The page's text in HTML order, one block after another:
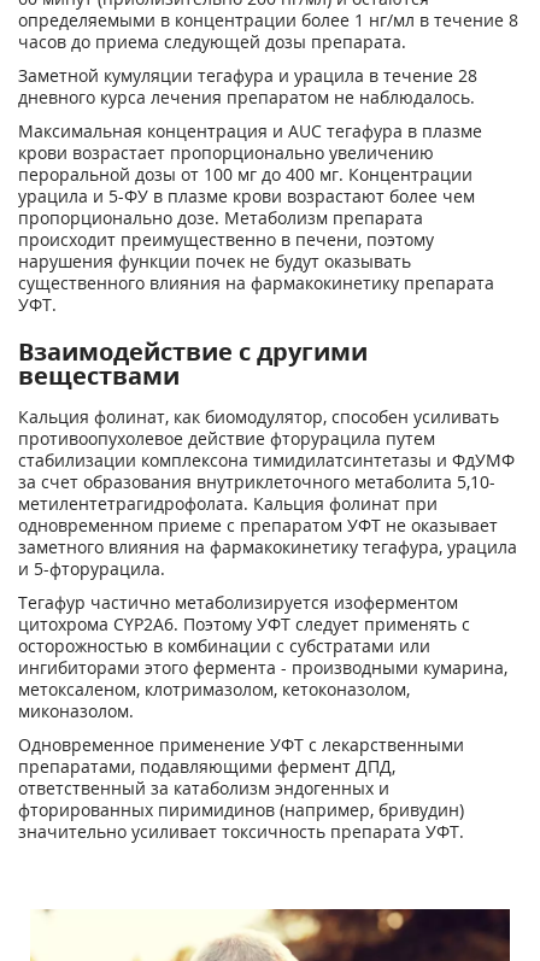
определяемыми в концентрации более 1 нг/мл в течение 8
часов до приема следующей дозы препарата.
Заметной кумуляции тегафура и урацила в течение 28
дневного курса лечения препаратом не наблюдалось.
Максимальная концентрация и AUC тегафура в плазме
крови возрастает пропорционально увеличению
пероральной дозы от 100 мг до 400 мг. Концентрации
урацила и 5-ФУ в плазме крови возрастают более чем
пропорционально дозе. Метаболизм препарата
происходит преимущественно в печени, поэтому
нарушения функции почек не будут оказывать
существенного влияния на фармакокинетику препарата
УФТ.
Взаимодействие с другими
веществами
Кальция фолинат, как биомодулятор, способен усиливать
противоопухолевое действие фторурацила путем
стабилизации комплексона тимидилатсинтетазы и ФдУМФ
за счет образования внутриклеточного метаболита 5,10-
метилентетрагидрофолата. Кальция фолинат при
одновременном приеме с препаратом УФТ не оказывает
заметного влияния на фармакокинетику тегафура, урацила
и 5-фторурацила.
Тегафур частично метаболизируется изоферментом
цитохрома CYP2A6. Поэтому УФТ следует применять с
осторожностью в комбинации с субстратами или
ингибиторами этого фермента - производными кумарина,
метоксаленом, клотримазолом, кетоконазолом,
миконазолом.
Одновременное применение УФТ с лекарственными
препаратами, подавляющими фермент ДПД,
ответственный за катаболизм эндогенных и
фторированных пиримидинов (например, бривудин)
значительно усиливает токсичность препарата УФТ.